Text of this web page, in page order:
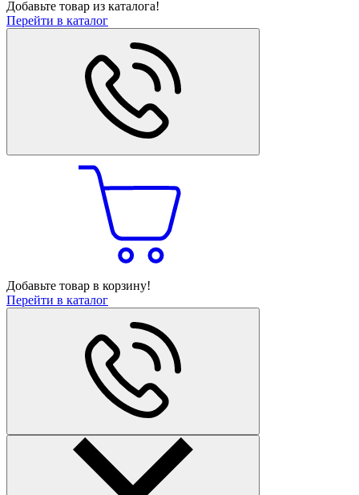
Добавьте товар из каталога!
Перейти в каталог
Добавьте товар в корзину!
Перейти в каталог